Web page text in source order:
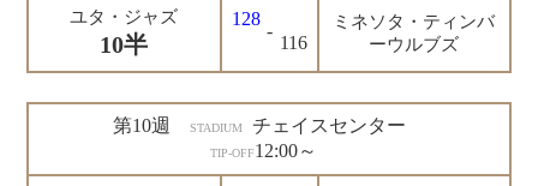
ユタ・ジャズ
10半
128
-
116
ミネソタ・ティンバ
ーウルブズ
第10週 STADIUM チェイスセンター
TIP-OFF12:00～